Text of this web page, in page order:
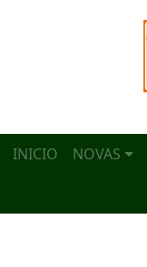
INICIO NOVAS